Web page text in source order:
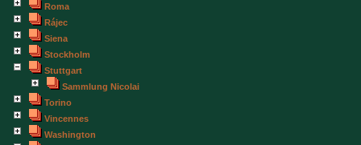
Roma
Rájec
Siena
Stockholm
Stuttgart
Sammlung Nicolai
Torino
Vincennes
Washington